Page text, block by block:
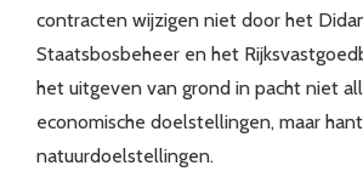
contracten wijzigen niet door het
Staatsbosbeheer en het
het uitgeven van grond in pacht niet
economische doelstellingen, maar
natuurdoelstellingen.